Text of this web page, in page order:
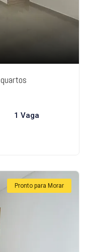
1 Vaga
Pronto para Morar